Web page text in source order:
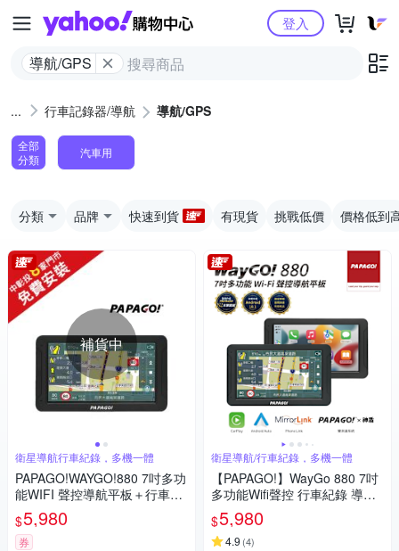
Yahoo購物中心
導航/GPS
登入
行車記錄器/導航 導航/GPS
全部
分類
汽車用
分類 品牌 快速到貨 有現貨 挑戰低價 價格低到
補貨中
衛星導航行車紀錄，多機一體
PAPAGO!WAYGO!880 7吋多功
能WIFI 聲控導航平板＋行車紀
錄器 -免費安裝
$5,980
券
衛星導航/行車紀錄，多機一體
【PAPAGO!】WayGo 880 7吋
多功能Wifi聲控 行車紀錄 導航
平板(行車記錄/Carplay/神盾)~
急
$5,980
4.9 (4)